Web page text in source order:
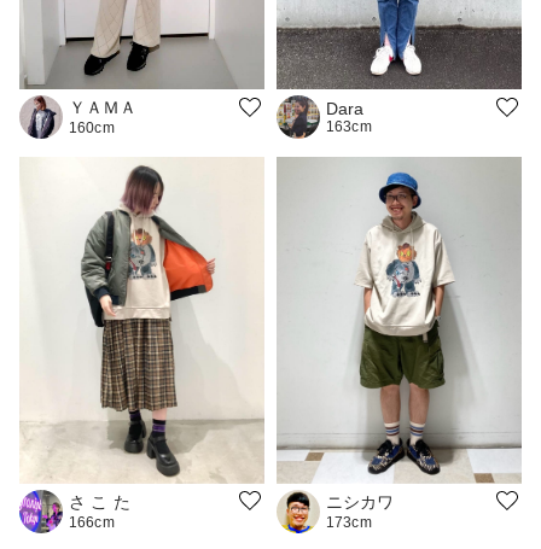
ＹＡＭＡ
160cm
Dara
163cm
さ こ た
166cm
ニシカワ
173cm